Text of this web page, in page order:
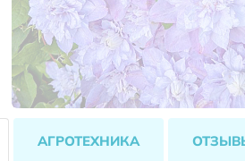
АГРОТЕХНИКА